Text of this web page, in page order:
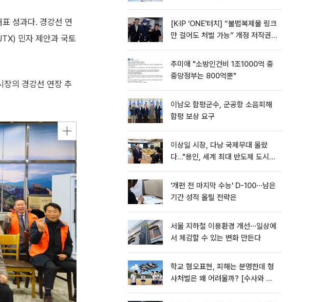
성과다. 경강선 연
민자 제안과 국토
장의 경강선 연장 추
[K·IP ‘ONE’터치] “불법복제물 링크
만 걸어도 처벌 가능” 개정 저작권
추미애 "소방인건비 1조1000억 중
중앙정부는 800억뿐"
이남오 함평군수, 군공항 소음피해
함평 보상 요구
이상일 시장, 다낭 국제무대 올랐
다…"용인, 세계 최대 반도체 도시
'개편 전 마지막 수능' D-100⋯남은
기간 성적 올릴 전략은
서울 지하철 이용환경 개선⋯일상에
서 체감할 수 있는 변화 만든다
학교 혐오표현, 피해는 분명한데 형
사처벌은 왜 어려울까? [수사와 재